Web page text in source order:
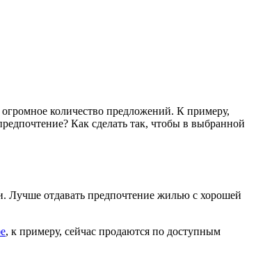
количество предложений. К примеру,
Как сделать так, чтобы в выбранной
Лучше отдавать предпочтение жилью с хорошей
, к примеру, сейчас продаются по доступным